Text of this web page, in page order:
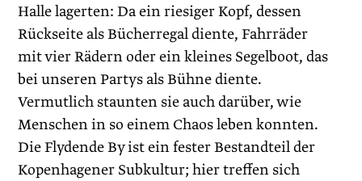
Halle lagerten: Da ein riesiger Kopf, dessen
Rückseite als Bücherregal diente, Fahrräder
mit vier Rädern oder ein kleines Segelboot, das
bei unseren Partys als Bühne diente.
Vermutlich staunten sie auch darüber, wie
Menschen in so einem Chaos ­leben konnten.
Die Flydende By ist ein fester Bestandteil der
Kopenhagener Subkultur; hier treffen sich